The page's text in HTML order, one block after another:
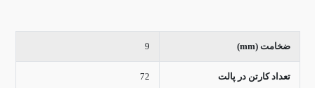
ضخامت (mm) 9
تعداد کارتن در پالت 72